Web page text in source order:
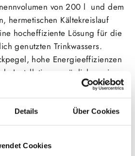
Details Über Cookies
Cookies
von 200 l und dem
hermetischen Kältekreislauf
hocheffiziente Lösung für die
genutzten Trinkwassers.
hohe Energieeffizienzen
Installation ermöglichen einen
Geräte.
ist
und die